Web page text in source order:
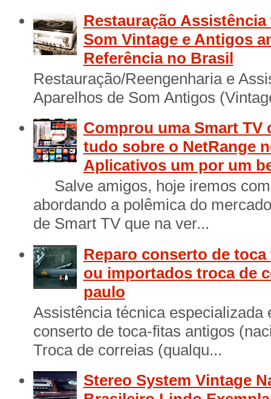
Restauração
Som Vintage e Antigos
Referência no Brasil
Restauração/Reengenharia e
Aparelhos de Som Antigos
Comprou uma Smart TV
tudo sobre o NetRange
Aplicativos um por um
Salve amigos, hoje iremos
abordando a polêmica do
de Smart TV que na ver...
Reparo conserto de
ou importados troca de
paulo
Assistência técnica especializada
conserto de toca-fitas antigos
Troca de correias (qualqu...
Stereo System Vintage